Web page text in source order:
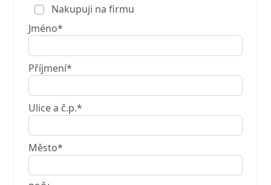
Nakupuji na firmu
Jméno*
Příjmení*
Ulice a č.p.*
Město*